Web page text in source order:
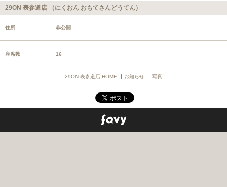
29ON 表参道店 （にくおん おもてさんどうてん）
住所 非公開
座席数 16
29ON 表参道店 HOME お知らせ 写真